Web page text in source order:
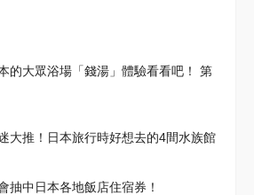
的大眾浴場「錢湯」體驗看看吧！ 第
大推！日本旅行時好想去的4間水族館
抽中日本各地飯店住宿券！